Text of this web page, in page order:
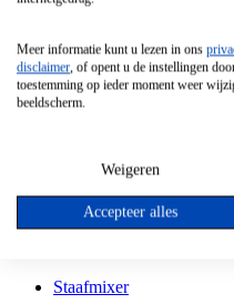
Vrijstaande Magnetron
Vrijstaande Kookplaat
Inbouw Gaskookplaat
Inbouw Keramische
Kookplaat Accessoires
Staafmixer
Meer informatie kunt u lezen in ons
disclaimer, of opent u de instellingen
toestemming op ieder moment weer
beeldscherm.
Weigeren
Accepteer alles